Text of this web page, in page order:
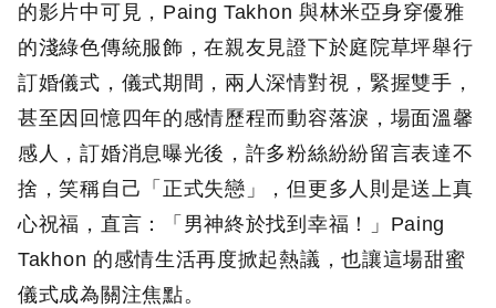
的影片中可見，Paing Takhon 與林米亞身穿優雅
的淺綠色傳統服飾，在親友見證下於庭院草坪舉行
訂婚儀式，儀式期間，兩人深情對視，緊握雙手，
甚至因回憶四年的感情歷程而動容落淚，場面溫馨
感人，訂婚消息曝光後，許多粉絲紛紛留言表達不
捨，笑稱自己「正式失戀」，但更多人則是送上真
心祝福，直言：「男神終於找到幸福！」Paing
Takhon 的感情生活再度掀起熱議，也讓這場甜蜜
儀式成為關注焦點。